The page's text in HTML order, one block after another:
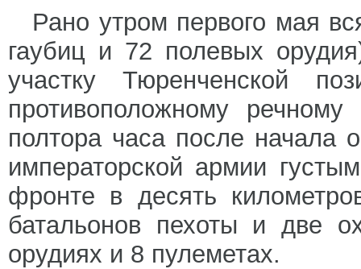
Рано утром первого мая
гаубиц и 72 полевых
участку Тюренченской
противоположному
полтора часа после начала
императорской армии
фронте в десять
батальонов пехоты и две
орудиях и 8 пулеметах.